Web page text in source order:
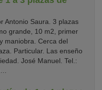
Antonio Saura. 3 plazas
grande, 10 m2, primer
maniobra. Cerca del
Particular. Las enseño
José Manuel. Tel.: